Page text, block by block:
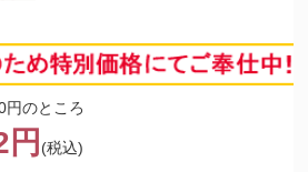
円のところ
(税込)